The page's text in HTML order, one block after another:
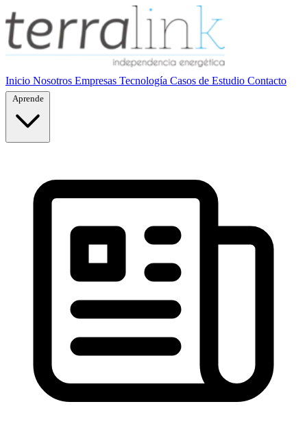
Inicio Nosotros Empresas Tecnología Casos de Estudio Contacto
Aprende